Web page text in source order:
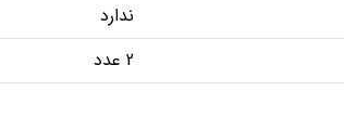
ندارد
2 عدد